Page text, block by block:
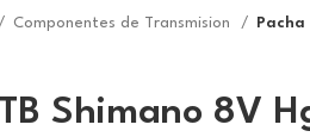
Componentes de Transmision Pacha
Shimano 8V